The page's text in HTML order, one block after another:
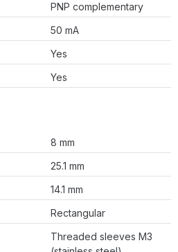
PNP complementary
50 mA
Yes
Yes
8 mm
25.1 mm
14.1 mm
Rectangular
Threaded sleeves M3